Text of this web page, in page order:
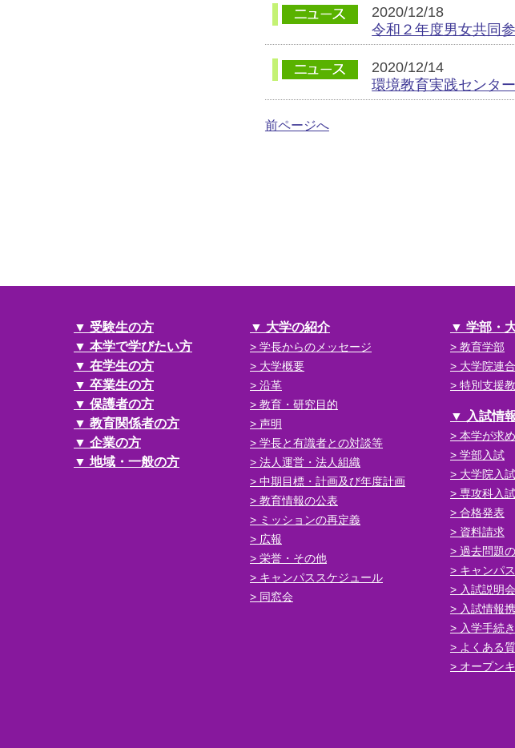
2020/12/18
令和２年度男女共同
2020/12/14
環境教育実践センタ
前ページへ
受験生の方
本学で学びたい方
在学生の方
卒業生の方
保護者の方
教育関係者の方
企業の方
地域・一般の方
大学の紹介
学長からのメッセージ
大学概要
沿革
教育・研究目的
声明
学長と有識者との対談等
法人運営・法人組織
中期目標・計画及び年度計画
教育情報の公表
ミッションの再定義
広報
栄誉・その他
キャンパススケジュール
同窓会
学部・
教育学部
大学院連
特別支援
入試情
本学が求
学部入試
大学院入試
専攻科入試
合格発表
資料請求
過去問題
キャンパ
入試説明会
入試情報
入学手続き
よくある
オープン